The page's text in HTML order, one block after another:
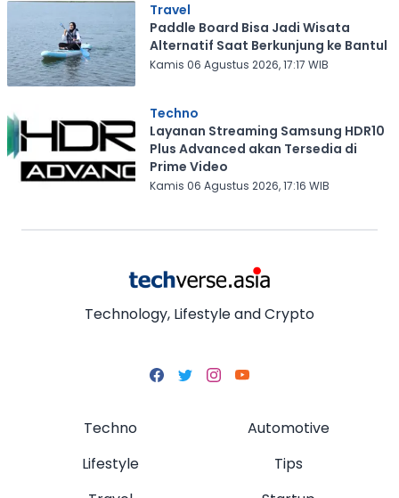
Travel
Paddle Board Bisa Jadi Wisata
Alternatif Saat Berkunjung ke Bantul
Kamis 06 Agustus 2026, 17:17 WIB
Techno
Layanan Streaming Samsung HDR10
Plus Advanced akan Tersedia di
Prime Video
Kamis 06 Agustus 2026, 17:16 WIB
Technology, Lifestyle and Crypto
Techno
Lifestyle
Automotive
Tips